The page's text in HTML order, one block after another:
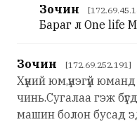
Зочин
Бараг л One life
Зочин
Хүний юм,үнэгүй
чинь.Сугалаа гэж
машин болон бусад